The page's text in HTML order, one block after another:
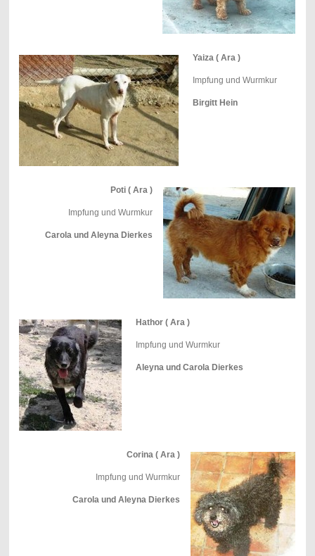
Yaiza ( Ara )
Impfung und Wurmkur
Birgitt Hein
Poti ( Ara )
Impfung und Wurmkur
Carola und Aleyna Dierkes
Hathor ( Ara )
Impfung und Wurmkur
Aleyna und Carola Dierkes
Corina ( Ara )
Impfung und Wurmkur
Carola und Aleyna Dierkes